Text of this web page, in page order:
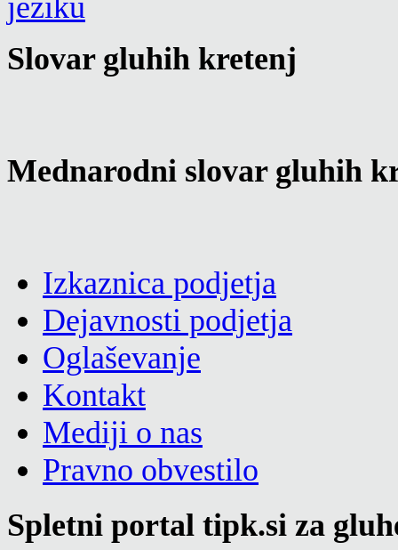
Slovar gluhih kretenj
Mednarodni slovar gluhih
Izkaznica podjetja
Dejavnosti podjetja
Oglaševanje
Kontakt
Mediji o nas
Pravno obvestilo
Spletni portal tipk.si za